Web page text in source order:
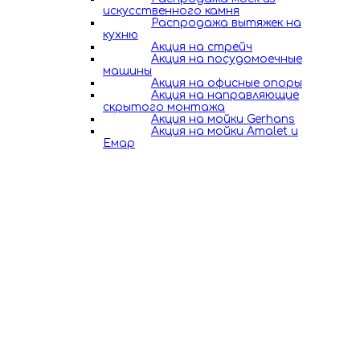
искусственного камня
Распродажа вытяжек на
кухню
Акция на стрейч
Акция на посудомоечные
машины
Акция на офисные опоры
Акция на направляющие
скрытого монтажа
Акция на мойки Gerhans
Акция на мойки Amalet и
Емар